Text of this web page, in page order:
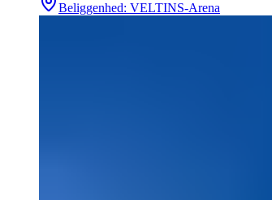
Beliggenhed: VELTINS-Arena